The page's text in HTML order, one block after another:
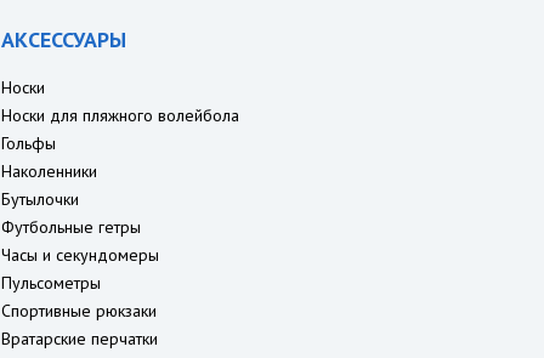
АКСЕССУАРЫ
Носки
Носки для пляжного волейбола
Гольфы
Наколенники
Бутылочки
Футбольные гетры
Часы и секундомеры
Пульсометры
Спортивные рюкзаки
Вратарские перчатки